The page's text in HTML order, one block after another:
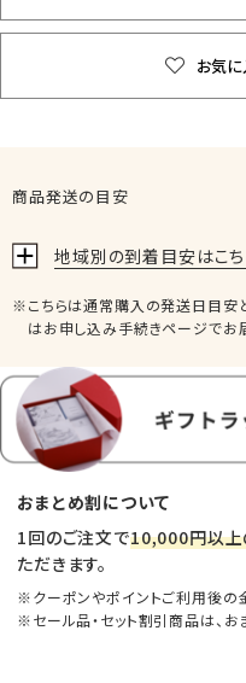
お気
商品発送の目安
地域別の到着目安はこち
こちらは通常購入の発送日目安
はお申し込み手続きページでお
おまとめ割について
1回のご注文で10,000円以上
ただきます。
クーポンやポイントご利用後の
セール品・セット割引商品は、